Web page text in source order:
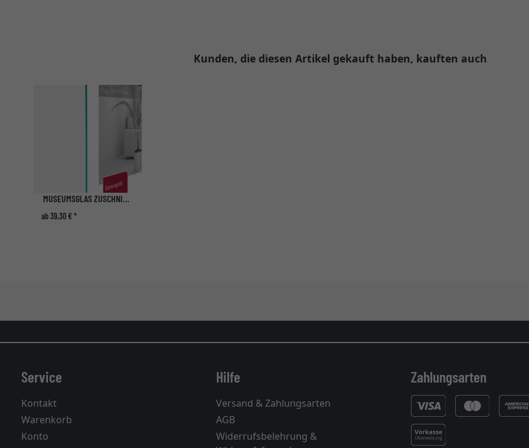
Kunden, die diesen Artikel gekauft haben, kauften auch
MUSEUMSGLAS ZUSCHNITT - ENTSPIEGELTES UV-GLAS FÜR BILDERRAHMEN
ab 39,30 € *
Service
Kontakt
Warenkorb
Konto
Hilfe
Versand & Zahlungsarten
AGB
Widerrufsbelehrung &
Zahlungsarten